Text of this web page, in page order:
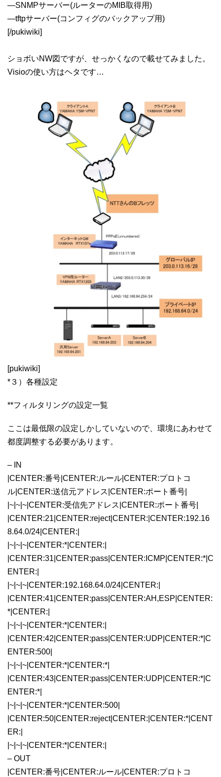
—SNMPサーバー(ルーターのMIB取得用)
—tftpサーバー(コンフィグのバックアップ用)
[/pukiwiki]
ショボいNW図ですが、せっかくなので載せてみました。
Visioの使い方はヘタです…
[pukiwiki]
*３）各種設定
**フィルタリングの設定一覧
ここは最低限の設定しかしていないので、環境にあわせて
都度調整する必要があります。
– IN
|CENTER:番号|CENTER:ルール|CENTER:プロトコ
ル|CENTER:送信元アドレス|CENTER:ポート番号|
|~|~|~|CENTER:受信先アドレス|CENTER:ポート番号|
|CENTER:21|CENTER:reject|CENTER:|CENTER:192.16
8.64.0/24|CENTER:|
|~|~|~|CENTER:*|CENTER:|
|CENTER:31|CENTER:pass|CENTER:ICMP|CENTER:*|C
ENTER:|
|~|~|~|CENTER:192.168.64.0/24|CENTER:|
|CENTER:41|CENTER:pass|CENTER:AH,ESP|CENTER:
*|CENTER:|
|~|~|~|CENTER:*|CENTER:|
|CENTER:42|CENTER:pass|CENTER:UDP|CENTER:*|C
ENTER:500|
|~|~|~|CENTER:*|CENTER:*|
|CENTER:43|CENTER:pass|CENTER:UDP|CENTER:*|C
ENTER:*|
|~|~|~|CENTER:*|CENTER:500|
|CENTER:50|CENTER:reject|CENTER:|CENTER:*|CENT
ER:|
|~|~|~|CENTER:*|CENTER:|
– OUT
|CENTER:番号|CENTER:ルール|CENTER:プロトコ